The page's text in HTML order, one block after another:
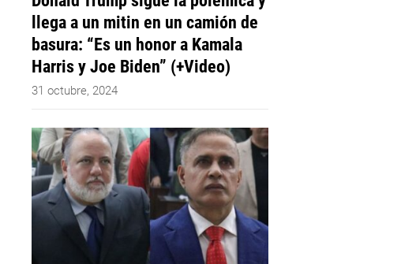
llega a un mitin en un camión de
basura: “Es un honor a Kamala
Harris y Joe Biden” (+Video)
31 octubre, 2024